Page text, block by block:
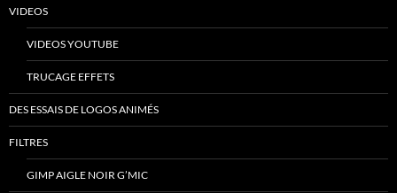
VIDEOS
VIDEOS YOUTUBE
TRUCAGE EFFETS
DES ESSAIS DE LOGOS ANIMÉS
FILTRES
GIMP AIGLE NOIR G’MIC